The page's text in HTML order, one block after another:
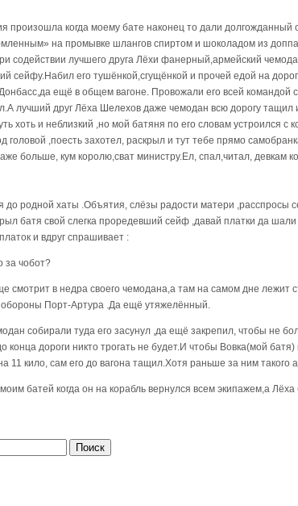
произошла когда моему бате наконец то дали долгожданный
на промывке шлангов спиртом и шоколадом из
содействии лучшего друга Лёхи фанерный,армейский
сейфу.Набил его тушёнкой,сгущёнкой и прочей едой на
ещё в общем вагоне. Провожали его всей командой
лучший друг Лёха Шелехов даже чемодан всю дорогу тащил
хоть и неблизкий ,но мой батяня по его словам устроился с
головой ,поесть захотел, раскрыл и тут тебе прямо
больше, кум королю,сват министру.Ел, спал,читал, девкам
до родной хаты .Объятия, слёзы радости матери ,расспросы
батя свой слегка проредевший сейф ,давай платки да шали
и вдруг спрашивает :
за чобот?
смотрит в недра своего чемодана,а там на самом дне лежит
Порт-Артура .Да ещё утяжелённый.
собирали туда его засунул ,да ещё закрепил, чтобы не
конца дороги никто трогать не будет.И чтобы Вовка(мой
11 кило, сам его до вагона тащил.Хотя раньше за ним такого
батей когда он на корабль вернулся всем экипажем,а